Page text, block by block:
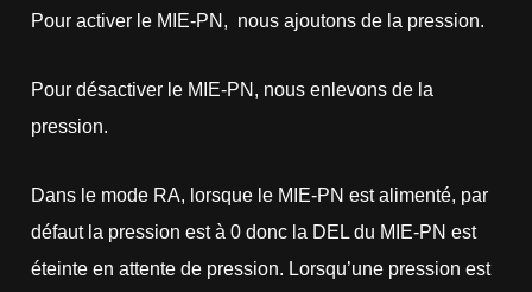
Pour activer le MIE-PN, nous ajoutons de la pression.
Pour désactiver le MIE-PN, nous enlevons de la
pression.
Dans le mode RA, lorsque le MIE-PN est alimenté, par
défaut la pression est à 0 donc la DEL du MIE-PN est
éteinte en attente de pression. Lorsqu’une pression est